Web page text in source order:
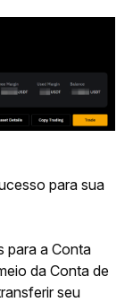
para sua
para a Conta
da Conta de
seu